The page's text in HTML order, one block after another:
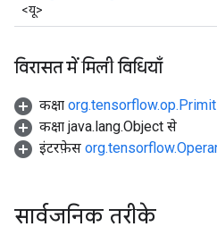
<यू>
विरासत में मिली विधियाँ
कक्षा
कक्षा java.lang.Object से
इंटरफ़ेस
सार्वजनिक तरीके